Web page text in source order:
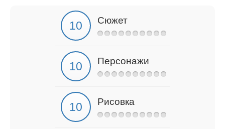
Сюжет
Персонажи
Рисовка